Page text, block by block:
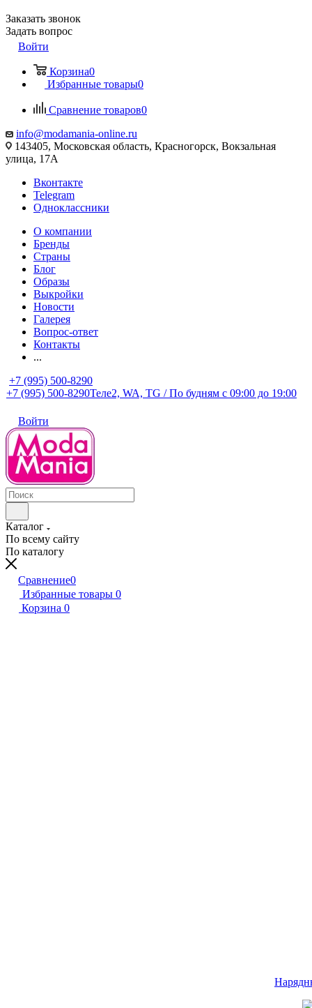
Заказать звонок
Задать вопрос
Войти
Корзина0
Избранные товары0
Сравнение товаров0
info@modamania-online.ru
143405, Московская область, Красногорск, Вокзальная
улица, 17А
Вконтакте
Telegram
Одноклассники
О компании
Бренды
Страны
Блог
Образы
Выкройки
Новости
Галерея
Вопрос-ответ
Контакты
...
+7 (995) 500-8290
+7 (995) 500-8290Теле2, WA, TG / По будням c 09:00 до 19:00
Войти
Каталог
По всему сайту
По каталогу
Сравнение0
Избранные товары 0
Корзина 0